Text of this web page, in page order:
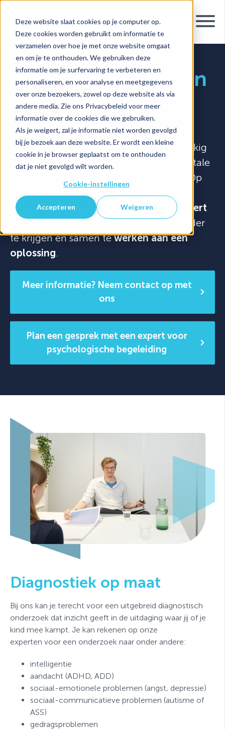
Deze website slaat cookies op je computer op.
Deze cookies worden gebruikt om informatie te
verzamelen over hoe je met onze website omgaat
en om je te onthouden. We gebruiken deze
informatie om je surfervaring te verbeteren en
personaliseren, en voor analyse en meetgegevens
over onze bezoekers, zowel op deze website als via
andere media. Zie ons Privacybeleid voor meer
informatie over de cookies die we gebruiken.
Als je weigert, zal je informatie niet worden gevolgd
bij je bezoek aan deze website. Er wordt een kleine
cookie in je browser geplaatst om te onthouden
dat je niet gevolgd wilt worden.
Cookie-instellingen
Accepteren Weigeren
Mijn mentaalwelzijn
verbeteren
Jouwmentaal welzijnen dat van je
dierbaren vormt de basis voor een gelukkig
leven. Er zijn momenten waarop je mentale
gezondheid onder druk komt te staan. Op
dat moment is het tijd om de hulp in te
schakelen van een professional. Eenexpert
die je kan helpen om de problemen helder
te krijgen en samen tewerken aan een
oplossing.
Meer informatie? Neem contact op met
ons
Plan een gesprek met een expert voor
psychologische begeleiding
Diagnostiek op maat
Bij ons kan je terecht voor een uitgebreid diagnostisch
onderzoek dat inzicht geeft in de uitdaging waar jij of je
kind mee kampt. Je kan rekenen op onze
experten voor een onderzoek naar onder andere:
intelligentie
aandacht (ADHD, ADD)
sociaal-emotionele problemen (angst, depressie)
sociaal-communicatieve problemen (autisme of
ASS)
gedragsproblemen